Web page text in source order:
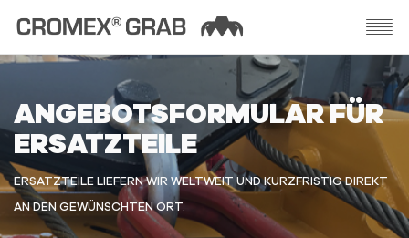
ANGEBOTSFORMULAR FÜR
ERSATZTEILE
ERSATZTEILE LIEFERN WIR WELTWEIT UND KURZFRISTIG DIREKT
AN DEN GEWÜNSCHTEN ORT.